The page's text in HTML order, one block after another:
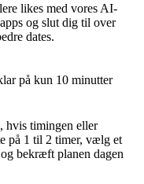
likes med vores AI-
og slut dig til over
dates.
på kun 10 minutter
hvis timingen eller
på 1 til 2 timer, vælg et
bekræft planen dagen